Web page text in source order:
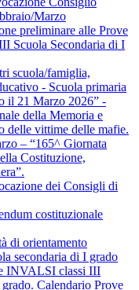
Marzo
preliminare alle Prove
Scuola Secondaria di I
scuola/famiglia,
- Scuola primaria
il 21 Marzo 2026” -
della Memoria e
delle vittime delle mafie.
– “165^ Giornata
Costituzione,
dei Consigli di
costituzionale
di orientamento
secondaria di I grado
INVALSI classi III
Calendario Prove